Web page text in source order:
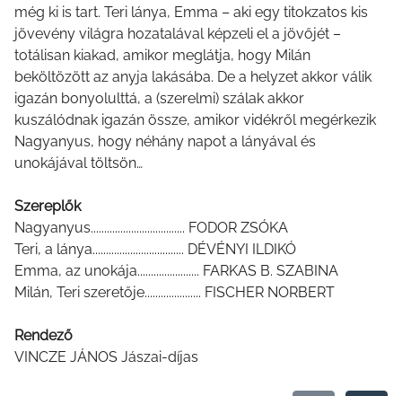
még ki is tart. Teri lánya, Emma – aki egy titokzatos kis
jövevény világra hozatalával képzeli el a jövőjét –
totálisan kiakad, amikor meglátja, hogy Milán
beköltözött az anyja lakásába. De a helyzet akkor válik
igazán bonyolulttá, a (szerelmi) szálak akkor
kuszálódnak igazán össze, amikor vidékről megérkezik
Nagyanyus, hogy néhány napot a lányával és
unokájával töltsön…
Szereplők
Nagyanyus................................... FODOR ZSÓKA
Teri, a lánya.................................. DÉVÉNYI ILDIKÓ
Emma, az unokája....................... FARKAS B. SZABINA
Milán, Teri szeretője..................... FISCHER NORBERT
Rendező
VINCZE JÁNOS Jászai-díjas